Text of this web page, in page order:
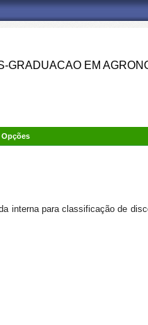
GRADUACAO EM
interna para classificação de